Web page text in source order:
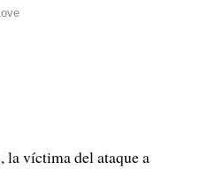
la víctima del ataque a